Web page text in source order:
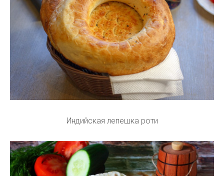
Индийская лепешка роти